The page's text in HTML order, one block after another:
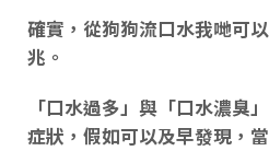
確實，從狗狗流口水我哋可
兆。
「口水過多」與「口水濃臭
症狀 ，假如可以及早發現，